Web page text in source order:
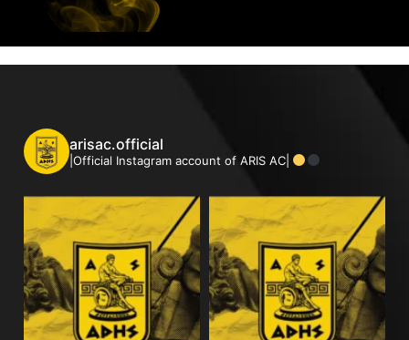
arisac.official
|Official Instagram account of ARIS AC|